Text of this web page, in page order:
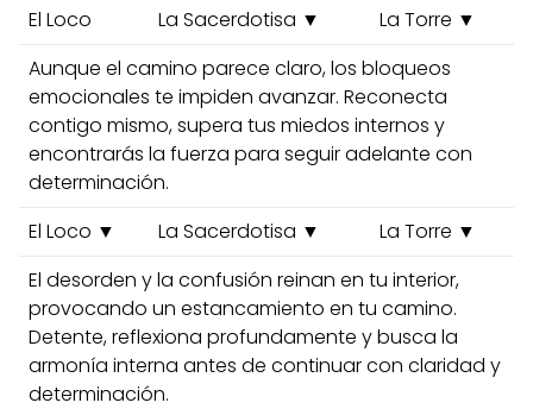
El Loco La Sacerdotisa ▼
La Torre ▼
Aunque el camino parece claro, los bloqueos
emocionales te impiden avanzar. Reconecta
contigo mismo, supera tus miedos internos y
encontrarás la fuerza para seguir adelante con
determinación.
El Loco ▼
La Sacerdotisa ▼
La Torre ▼
El desorden y la confusión reinan en tu interior,
provocando un estancamiento en tu camino.
Detente, reflexiona profundamente y busca la
armonía interna antes de continuar con claridad y
determinación.